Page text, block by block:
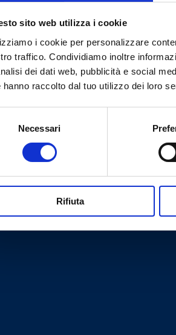
sito web utilizza i cookie
i cookie per personalizzare
traffico. Condividiamo inoltre
dei dati web, pubblicità e social
hanno raccolto dal tuo utilizzo dei loro
Necessari
Rifiuta